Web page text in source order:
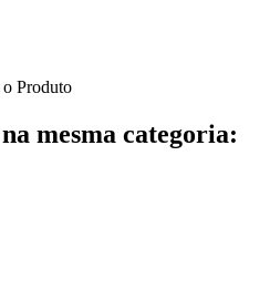
Produto
mesma categoria: